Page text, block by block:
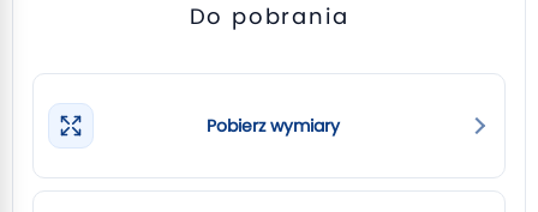
Do pobrania
Pobierz wymiary